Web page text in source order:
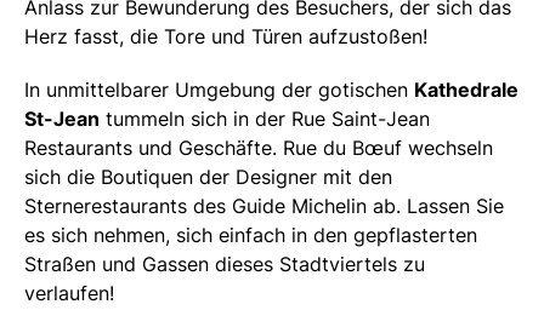
Anlass zur Bewunderung des Besuchers, der sich das
Herz fasst, die Tore und Türen aufzustoßen!
In unmittelbarer Umgebung der gotischen Kathedrale
St-Jean tummeln sich in der Rue Saint-Jean
Restaurants und Geschäfte. Rue du Bœuf wechseln
sich die Boutiquen der Designer mit den
Sternerestaurants des Guide Michelin ab. Lassen Sie
es sich nehmen, sich einfach in den gepflasterten
Straßen und Gassen dieses Stadtviertels zu
verlaufen!